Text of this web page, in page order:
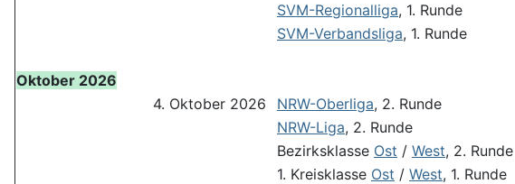
SVM-Regionalliga, 1. Runde
SVM-Verbandsliga, 1. Runde
Oktober 2026
4. Oktober 2026
NRW-Oberliga, 2. Runde
NRW-Liga, 2. Runde
Bezirksklasse Ost / West, 2. Runde
1. Kreisklasse Ost / West, 1. Runde